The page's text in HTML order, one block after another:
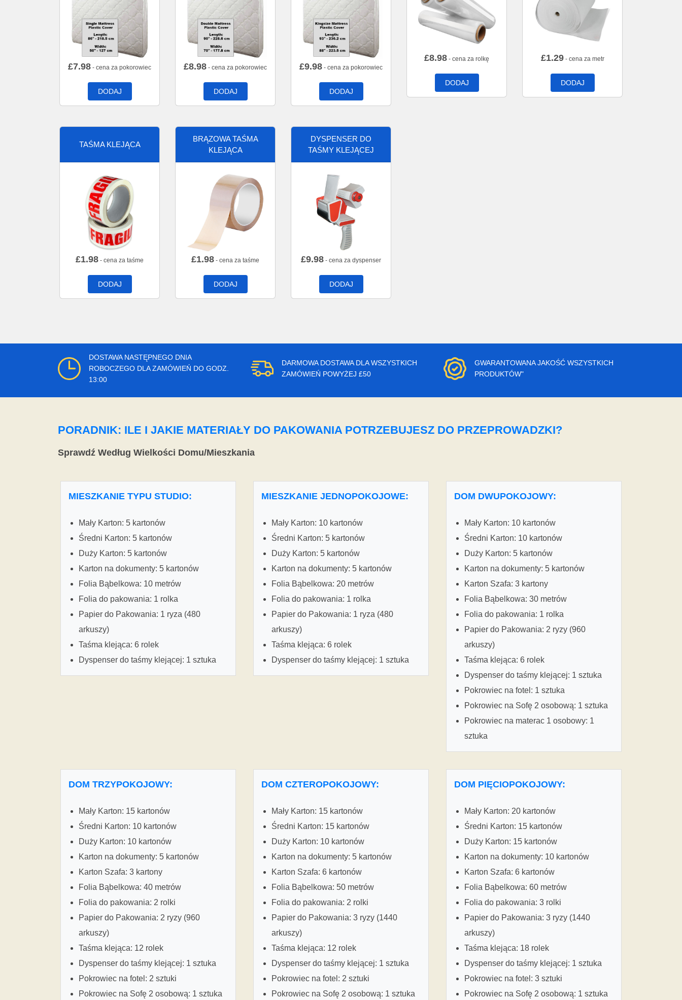
£7.98 - cena za pokorowiec
DODAJ
£8.98 - cena za pokorowiec
DODAJ
£9.98 - cena za pokorowiec
DODAJ
£8.98 - cena za rolkę
DODAJ
£1.29- cena za metr
DODAJ
TAŚMA KLEJĄCA
£1.98 - cena za taśme
DODAJ
BRĄZOWA TAŚMA
KLEJĄCA
£1.98 - cena za taśme
DODAJ
DYSPENSER DO
TAŚMY KLEJĄCEJ
£9.98 - cena za dyspenser
DODAJ
DOSTAWA NASTĘPNEGO DNIA
ROBOCZEGO DLA ZAMÓWIEŃ DO GODZ.
13:00
DARMOWA DOSTAWA DLA WSZYSTKICH
ZAMÓWIEŃ POWYŻEJ £50
GWARANTOWANA JAKOŚĆ WSZYSTKICH
PRODUKTÓW"
PORADNIK: ILE I JAKIE MATERIAŁY DO PAKOWANIA POTRZEBUJESZ DO PRZEPROWADZKI?
Sprawdź Według Wielkości Domu/Mieszkania
MIESZKANIE TYPU STUDIO:
Mały Karton: 5 kartonów
Średni Karton: 5 kartonów
Duży Karton: 5 kartonów
Karton na dokumenty: 5 kartonów
Folia Bąbelkowa: 10 metrów
Folia do pakowania: 1 rolka
Papier do Pakowania: 1 ryza (480
arkuszy)
Taśma klejąca: 6 rolek
Dyspenser do taśmy klejącej: 1 sztuka
MIESZKANIE JEDNOPOKOJOWE:
Mały Karton: 10 kartonów
Średni Karton: 5 kartonów
Duży Karton: 5 kartonów
Karton na dokumenty: 5 kartonów
Folia Bąbelkowa: 20 metrów
Folia do pakowania: 1 rolka
Papier do Pakowania: 1 ryza (480
arkuszy)
Taśma klejąca: 6 rolek
Dyspenser do taśmy klejącej: 1 sztuka
DOM DWUPOKOJOWY:
Mały Karton: 10 kartonów
Średni Karton: 10 kartonów
Duży Karton: 5 kartonów
Karton na dokumenty: 5 kartonów
Karton Szafa: 3 kartony
Folia Bąbelkowa: 30 metrów
Folia do pakowania: 1 rolka
Papier do Pakowania: 2 ryzy (960
arkuszy)
Taśma klejąca: 6 rolek
Dyspenser do taśmy klejącej: 1 sztuka
Pokrowiec na fotel: 1 sztuka
Pokrowiec na Sofę 2 osobową: 1 sztuka
Pokrowiec na materac 1 osobowy: 1
sztuka
DOM TRZYPOKOJOWY:
Mały Karton: 15 kartonów
Średni Karton: 10 kartonów
Duży Karton: 10 kartonów
Karton na dokumenty: 5 kartonów
Karton Szafa: 3 kartony
Folia Bąbelkowa: 40 metrów
Folia do pakowania: 2 rolki
Papier do Pakowania: 2 ryzy (960
arkuszy)
Taśma klejąca: 12 rolek
Dyspenser do taśmy klejącej: 1 sztuka
Pokrowiec na fotel: 2 sztuki
Pokrowiec na Sofę 2 osobową: 1 sztuka
DOM CZTEROPOKOJOWY:
Mały Karton: 15 kartonów
Średni Karton: 15 kartonów
Duży Karton: 10 kartonów
Karton na dokumenty: 5 kartonów
Karton Szafa: 6 kartonów
Folia Bąbelkowa: 50 metrów
Folia do pakowania: 2 rolki
Papier do Pakowania: 3 ryzy (1440
arkuszy)
Taśma klejąca: 12 rolek
Dyspenser do taśmy klejącej: 1 sztuka
Pokrowiec na fotel: 2 sztuki
Pokrowiec na Sofę 2 osobową: 1 sztuka
DOM PIĘCIOPOKOJOWY:
Mały Karton: 20 kartonów
Średni Karton: 15 kartonów
Duży Karton: 15 kartonów
Karton na dokumenty: 10 kartonów
Karton Szafa: 6 kartonów
Folia Bąbelkowa: 60 metrów
Folia do pakowania: 3 rolki
Papier do Pakowania: 3 ryzy (1440
arkuszy)
Taśma klejąca: 18 rolek
Dyspenser do taśmy klejącej: 1 sztuka
Pokrowiec na fotel: 3 sztuki
Pokrowiec na Sofę 2 osobową: 1 sztuka